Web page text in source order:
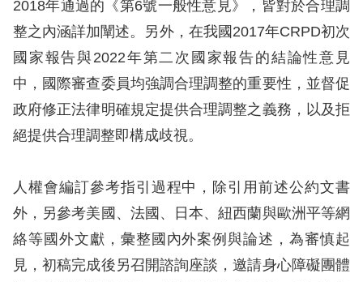
情
申
訴
人
資
庫
無
障
2018年通過的《第6號一般性意見》，皆對於合理調
整之內涵詳加闡述。另外，在我國2017年CRPD初次
國家報告與2022年第二次國家報告的結論性意見
中，國際審查委員均強調合理調整的重要性，並督促
政府修正法律明確規定提供合理調整之義務，以及拒
絕提供合理調整即構成歧視。
人權會編訂參考指引過程中，除引用前述公約文書
外，另參考美國、法國、日本、紐西蘭與歐洲平等網
絡等國外文獻，彙整國內外案例與論述，為審慎起
見，初稿完成後另召開諮詢座談，邀請身心障礙團體